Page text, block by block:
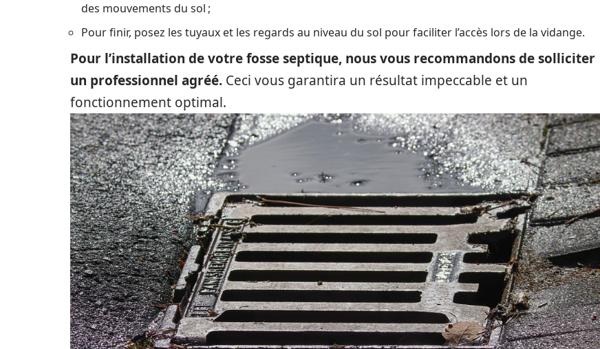
des mouvements du sol ;
Pour finir, posez les tuyaux et les regards au niveau du sol pour faciliter l’accès lors de la vidange.
Pour l’installation de votre fosse septique, nous vous recommandons de solliciter
un professionnel agréé. Ceci vous garantira un résultat impeccable et un
fonctionnement optimal.